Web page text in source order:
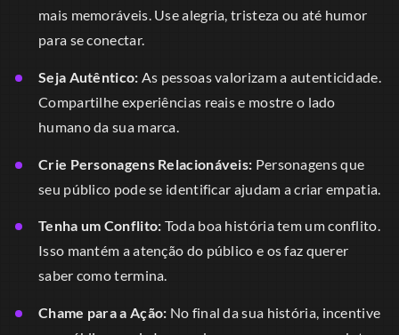
mais memoráveis. Use alegria, tristeza ou até humor
para se conectar.
Seja Autêntico: As pessoas valorizam a autenticidade.
Compartilhe experiências reais e mostre o lado
humano da sua marca.
Crie Personagens Relacionáveis: Personagens que
seu público pode se identificar ajudam a criar empatia.
Tenha um Conflito: Toda boa história tem um conflito.
Isso mantém a atenção do público e os faz querer
saber como termina.
Chame para a Ação: No final da sua história, incentive